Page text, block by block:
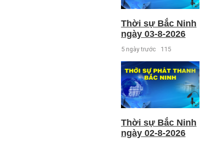
Thời sự Bắc Ninh
ngày 03-8-2026
5 ngày trước 115
Thời sự Bắc Ninh
ngày 02-8-2026